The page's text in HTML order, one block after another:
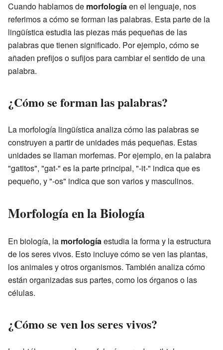
Cuando hablamos de morfologíaen el lenguaje, nos
referimos a cómo se forman las palabras. Esta parte de la
lingüística estudia las piezas más pequeñas de las
palabras que tienen significado. Por ejemplo, cómo se
añaden prefijos o sufijos para cambiar el sentido de una
palabra.
¿Cómo se forman las palabras?
La morfología lingüística analiza cómo las palabras se
construyen a partir de unidades más pequeñas. Estas
unidades se llaman morfemas. Por ejemplo, en la palabra
"gatitos", "gat-" es la parte principal, "-it-" indica que es
pequeño, y "-os" indica que son varios y masculinos.
Morfología en la Biología
En biología, la morfologíaestudia la forma y la estructura
de los seres vivos. Esto incluye cómo se ven las plantas,
los animales y otros organismos. También analiza cómo
están organizadas sus partes, como los órganos o las
células.
¿Cómo se ven los seres vivos?